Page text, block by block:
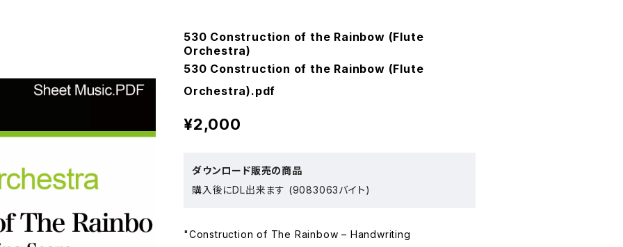
530 Construction of the Rainbow (Flute
Orchestra)
530 Construction of the Rainbow (Flute
Orchestra).pdf
¥2,000
ダウンロード販売の商品
購入後にDL出来ます (9083063バイト)
"Construction of The Rainbow – Handwriting